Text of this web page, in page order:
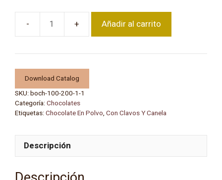
Chocolate
polvo
100%
y
-
Añadir al carrito
Download Catalog
SKU:boch-100-200-1-1
Categoría:Chocolates
Etiquetas:Chocolate En Polvo, Con Clavos Y Canela
Descripción